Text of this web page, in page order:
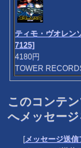
ティモ・ヴオレン
7125]
4180円
TOWER
このコンテ
へメッセージ
[メッセージ送信